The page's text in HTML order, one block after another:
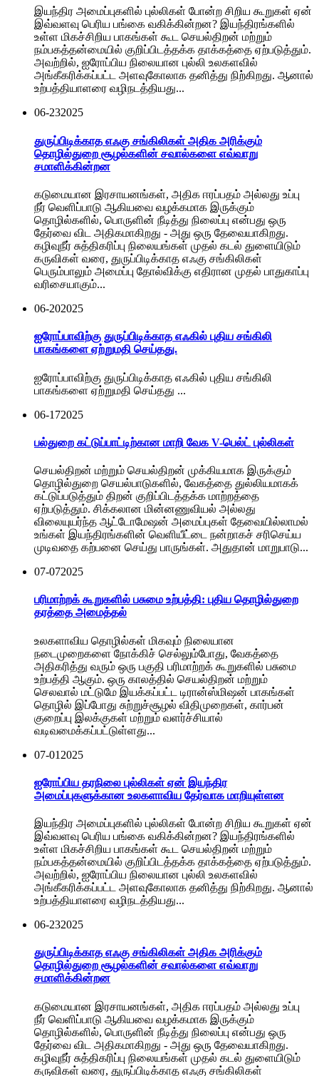
இயந்திர அமைப்புகளில் புல்லிகள் போன்ற சிறிய கூறுகள் ஏன்
இவ்வளவு பெரிய பங்கை வகிக்கின்றன? இயந்திரங்களில்
உள்ள மிகச்சிறிய பாகங்கள் கூட செயல்திறன் மற்றும்
நம்பகத்தன்மையில் குறிப்பிடத்தக்க தாக்கத்தை ஏற்படுத்தும்.
அவற்றில், ஐரோப்பிய நிலையான புல்லி உலகளவில்
அங்கீகரிக்கப்பட்ட அளவுகோலாக தனித்து நிற்கிறது. ஆனால்
உற்பத்தியாளரை வழிநடத்தியது...
06-232025
துருப்பிடிக்காத எஃகு சங்கிலிகள் அதிக அரிக்கும்
தொழில்துறை சூழல்களின் சவால்களை எவ்வாறு
சமாளிக்கின்றன
கடுமையான இரசாயனங்கள், அதிக ஈரப்பதம் அல்லது உப்பு
நீர் வெளிப்பாடு ஆகியவை வழக்கமாக இருக்கும்
தொழில்களில், பொருளின் நீடித்து நிலைப்பு என்பது ஒரு
தேர்வை விட அதிகமாகிறது - அது ஒரு தேவையாகிறது.
கழிவுநீர் சுத்திகரிப்பு நிலையங்கள் முதல் கடல் துளையிடும்
கருவிகள் வரை, துருப்பிடிக்காத எஃகு சங்கிலிகள்
பெரும்பாலும் அமைப்பு தோல்விக்கு எதிரான முதல் பாதுகாப்பு
வரிசையாகும்...
06-202025
ஐரோப்பாவிற்கு துருப்பிடிக்காத எஃகில் புதிய சங்கிலி
பாகங்களை ஏற்றுமதி செய்தது.
ஐரோப்பாவிற்கு துருப்பிடிக்காத எஃகில் புதிய சங்கிலி
பாகங்களை ஏற்றுமதி செய்தது ...
06-172025
பல்துறை கட்டுப்பாட்டிற்கான மாறி வேக V-பெல்ட் புல்லிகள்
செயல்திறன் மற்றும் செயல்திறன் முக்கியமாக இருக்கும்
தொழில்துறை செயல்பாடுகளில், வேகத்தை துல்லியமாகக்
கட்டுப்படுத்தும் திறன் குறிப்பிடத்தக்க மாற்றத்தை
ஏற்படுத்தும். சிக்கலான மின்னணுவியல் அல்லது
விலையுயர்ந்த ஆட்டோமேஷன் அமைப்புகள் தேவையில்லாமல்
உங்கள் இயந்திரங்களின் வெளியீட்டை நன்றாகச் சரிசெய்ய
முடிவதை கற்பனை செய்து பாருங்கள். அதுதான் மாறுபாடு...
07-072025
பரிமாற்றக் கூறுகளில் பசுமை உற்பத்தி: புதிய தொழில்துறை
தரத்தை அமைத்தல்
உலகளாவிய தொழில்கள் மிகவும் நிலையான
நடைமுறைகளை நோக்கிச் செல்லும்போது, வேகத்தை
அதிகரித்து வரும் ஒரு பகுதி பரிமாற்றக் கூறுகளில் பசுமை
உற்பத்தி ஆகும். ஒரு காலத்தில் செயல்திறன் மற்றும்
செலவால் மட்டுமே இயக்கப்பட்ட டிரான்ஸ்மிஷன் பாகங்கள்
தொழில் இப்போது சுற்றுச்சூழல் விதிமுறைகள், கார்பன்
குறைப்பு இலக்குகள் மற்றும் வளர்ச்சியால்
வடிவமைக்கப்பட்டுள்ளது...
07-01 2025
ஐரோப்பிய தரநிலை புல்லிகள் ஏன் இயந்திர
அமைப்புகளுக்கான உலகளாவிய தேர்வாக மாறியுள்ளன
இயந்திர அமைப்புகளில் புல்லிகள் போன்ற சிறிய கூறுகள் ஏன்
இவ்வளவு பெரிய பங்கை வகிக்கின்றன? இயந்திரங்களில்
உள்ள மிகச்சிறிய பாகங்கள் கூட செயல்திறன் மற்றும்
நம்பகத்தன்மையில் குறிப்பிடத்தக்க தாக்கத்தை ஏற்படுத்தும்.
அவற்றில், ஐரோப்பிய நிலையான புல்லி உலகளவில்
அங்கீகரிக்கப்பட்ட அளவுகோலாக தனித்து நிற்கிறது. ஆனால்
உற்பத்தியாளரை வழிநடத்தியது...
06-232025
துருப்பிடிக்காத எஃகு சங்கிலிகள் அதிக அரிக்கும்
தொழில்துறை சூழல்களின் சவால்களை எவ்வாறு
சமாளிக்கின்றன
கடுமையான இரசாயனங்கள், அதிக ஈரப்பதம் அல்லது உப்பு
நீர் வெளிப்பாடு ஆகியவை வழக்கமாக இருக்கும்
தொழில்களில், பொருளின் நீடித்து நிலைப்பு என்பது ஒரு
தேர்வை விட அதிகமாகிறது - அது ஒரு தேவையாகிறது.
கழிவுநீர் சுத்திகரிப்பு நிலையங்கள் முதல் கடல் துளையிடும்
கருவிகள் வரை, துருப்பிடிக்காத எஃகு சங்கிலிகள்